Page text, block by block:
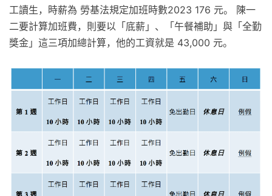
工讀生，時薪為 勞基法規定加班時數2023 176 元。 陳一
二要計算加班費，則要以「底薪」、「午餐補助」與「全勤
獎金」這三項加總計算，他的工資就是 43,000 元。